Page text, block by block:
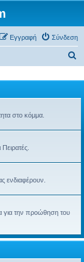
Σύνδεση
Εγγραφή
ζ
τ
στο κόμμα.
ενδιαφέρουν.
για την προώθηση του